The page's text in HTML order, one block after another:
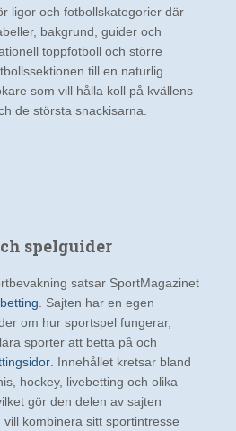
ligor och fotbollskategorier där
bakgrund, guider och
toppfotboll och större
till en naturlig
som vill hålla koll på kvällens
de största snackisarna.
spelguider
satsar SportMagazinet
. Sajten har en egen
om hur sportspel fungerar,
sporter att betta på och
. Innehållet kretsar bland
hockey, livebetting och olika
gör den delen av sajten
kombinera sitt sportintresse